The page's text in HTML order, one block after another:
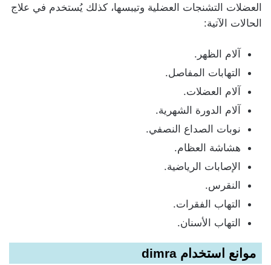
العضلات التشنجات العضلية وتيبسها، كذلك يُستخدم في علاج
الحالات الآتية:
آلام الظهر.
التهابات المفاصل.
آلام العضلات.
آلام الدورة الشهرية.
نوبات الصداع النصفي.
هشاشة العظام.
الإصابات الرياضية.
النقرس.
التهاب الفقرات.
التهاب الأسنان.
موانع استخدام dimra